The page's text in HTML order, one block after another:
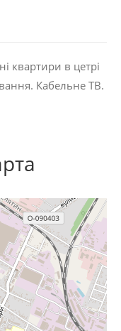
квартири в цетрі
Кабельне ТВ.